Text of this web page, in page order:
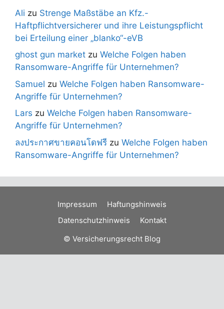
Ali zu Strenge Maßstäbe an Kfz.-
Haftpflichtversicherer und ihre Leistungspflicht
bei Erteilung einer „blanko“-eVB
ghost gun market zu Welche Folgen haben
Ransomware-Angriffe für Unternehmen?
Samuel zu Welche Folgen haben Ransomware-
Angriffe für Unternehmen?
Lars zu Welche Folgen haben Ransomware-
Angriffe für Unternehmen?
ลงประกาศขายคอนโดฟรี zu Welche Folgen haben
Ransomware-Angriffe für Unternehmen?
Impressum
Haftungshinweis
Datenschutzhinweis
Kontakt
© Versicherungsrecht Blog